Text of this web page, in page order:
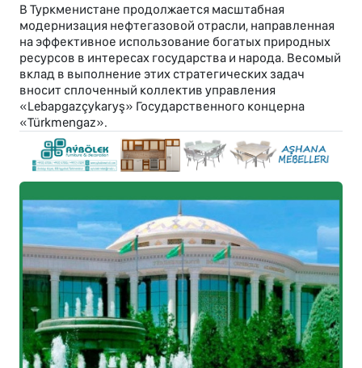
В Туркменистане продолжается масштабная
модернизация нефтегазовой отрасли, направленная
на эффективное использование богатых природных
ресурсов в интересах государства и народа. Весомый
вклад в выполнение этих стратегических задач
вносит сплоченный коллектив управления
«Lebapgazçykaryş» Государственного концерна
«Türkmengaz».